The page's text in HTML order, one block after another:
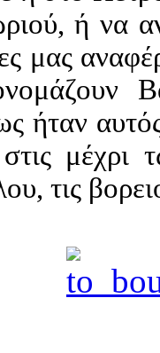
ή να
μας
ήταν
μέχρι
τις